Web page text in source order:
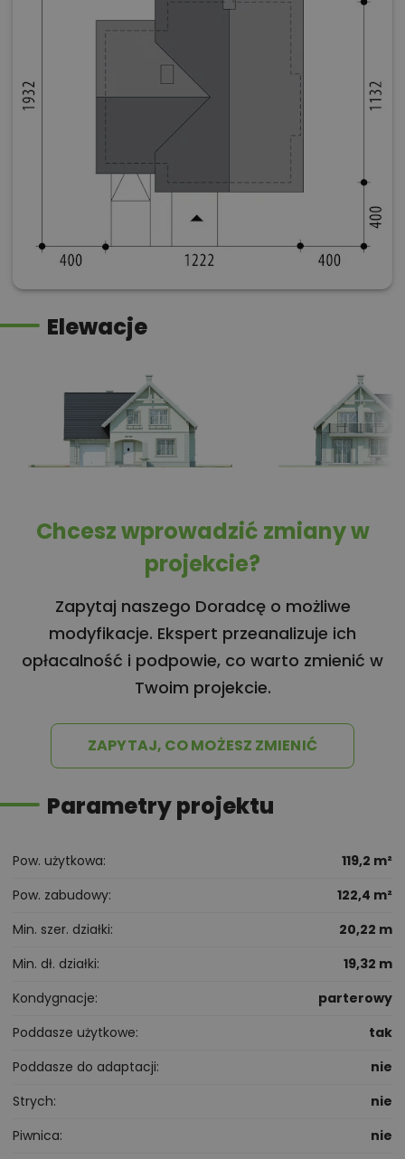
Elewacje
Chcesz wprowadzić zmiany w
projekcie?
Zapytaj naszego Doradcę o możliwe
modyfikacje. Ekspert przeanalizuje ich
opłacalność i podpowie, co warto zmienić w
Twoim projekcie.
ZAPYTAJ, CO MOŻESZ ZMIENIĆ
Parametry projektu
Pow. użytkowa
119,2 m²
Pow. zabudowy
122,4 m²
Min. szer. działki
20,22 m
Min. dł. działki
19,32 m
Kondygnacje
parterowy
Poddasze użytkowe
tak
Poddasze do adaptacji
nie
Strych
nie
Piwnica
nie